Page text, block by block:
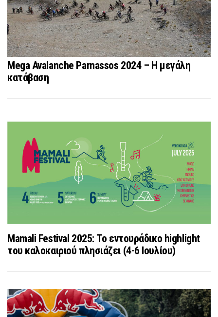
Mega Avalanche Parnassos 2024 – H μεγάλη
κατάβαση
Mamali Festival 2025: Το εντουράδικο highlight
του καλοκαιριού πλησιάζει (4-6 Ιουλίου)